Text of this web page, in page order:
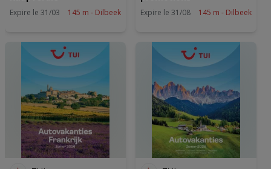
Expire le 31/03 145 m - Dilbeek Expire le 31/08 145 m - Dilbeek